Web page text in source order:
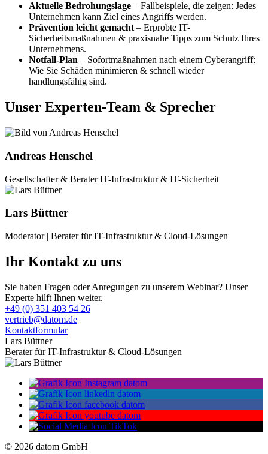
Aktuelle Bedrohungslage – Fallbeispiele, die zeigen: Jedes
Unternehmen kann Ziel eines Angriffs werden.
Prävention leicht gemacht – Erprobte IT-
Sicherheitsmaßnahmen & praxisnahe Tipps zum Schutz Ihres
Unternehmens.
Notfall-Plan – Sofortmaßnahmen nach einem Cyberangriff:
Wie Sie Schäden minimieren & schnell wieder
handlungsfähig sind.
Unser Experten-Team & Sprecher
Andreas Henschel
Gesellschafter & Berater IT-Infrastruktur & IT-Sicherheit
Lars Büttner
Moderator | Berater für IT-Infrastruktur & Cloud-Lösungen
Ihr Kontakt zu uns
Sie haben Fragen oder Anregungen zu unserem Webinar? Unser
Experte hilft Ihnen weiter.
+49 (0) 351 403 54 26
vertrieb@datom.de
Kontaktformular
Lars Büttner
Berater für IT-Infrastruktur & Cloud-Lösungen
© 2026 datom GmbH